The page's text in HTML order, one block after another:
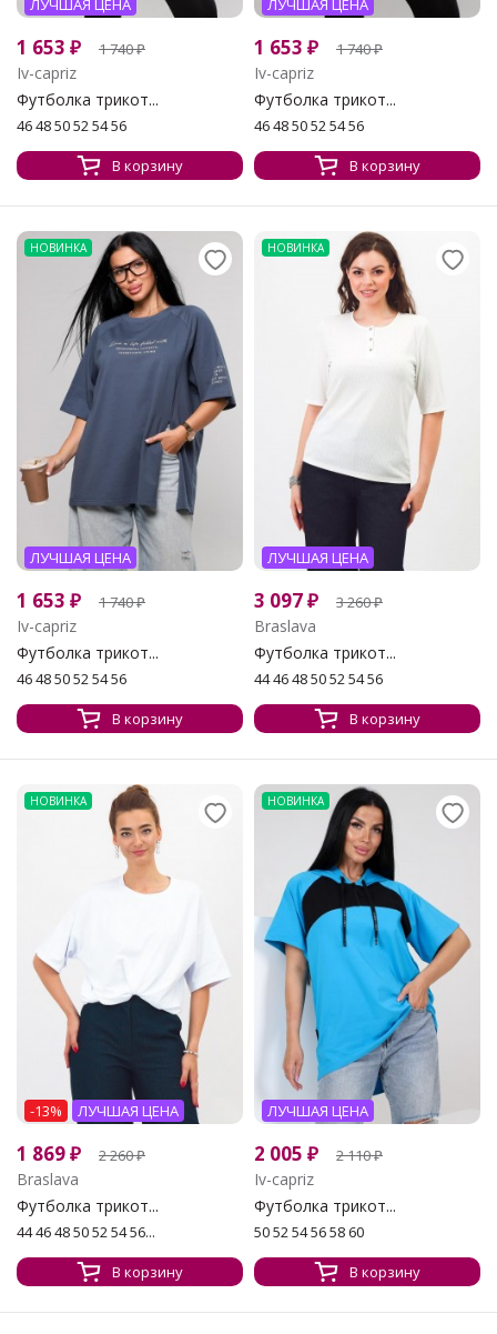
ЛУЧШАЯ ЦЕНА
1 653 ₽ 1 740₽
Iv-capriz
Футболка трикот...
46 48 50 52 54 56
В корзину
ЛУЧШАЯ ЦЕНА
1 653 ₽ 1 740₽
Iv-capriz
Футболка трикот...
46 48 50 52 54 56
В корзину
НОВИНКА
ЛУЧШАЯ ЦЕНА
1 653 ₽ 1 740₽
Iv-capriz
Футболка трикот...
46 48 50 52 54 56
В корзину
НОВИНКА
ЛУЧШАЯ ЦЕНА
3 097₽ 3 260₽
Braslava
Футболка трикот...
44 46 48 50 52 54 56
В корзину
НОВИНКА
-13% ЛУЧШАЯ ЦЕНА
1 869₽ 2 260₽
Braslava
Футболка трикот...
44 46 48 50 52 54 56...
В корзину
НОВИНКА
ЛУЧШАЯ ЦЕНА
2 005 ₽ 2 110₽
Iv-capriz
Футболка трикот...
50 52 54 56 58 60
В корзину